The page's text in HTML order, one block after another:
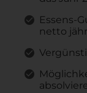
Essens-
netto